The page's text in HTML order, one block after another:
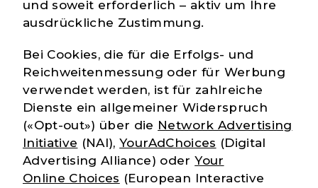
und soweit erforderlich – aktiv um Ihre
ausdrückliche Zustimmung.
Bei Cookies, die für die Erfolgs- und
Reichweitenmessung oder für Werbung
verwendet werden, ist für zahlreiche
Dienste ein allgemeiner Widerspruch
(«Opt-out») über die Network Advertising
Initiative (NAI),YourAdChoices (Digital
Advertising Alliance) oderYour
Online Choices (European Interactive